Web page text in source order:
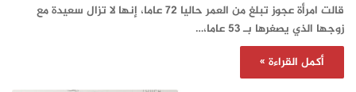
قالت امرأة عجوز تبلغ من العمر حاليا 72 عاما، إنها لا تزال سعيدة مع
زوجها الذي يصغرها بـ 53 عاما،…
أكمل القراءة »